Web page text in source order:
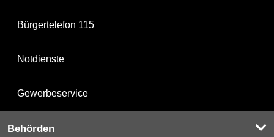
Bürgertelefon 115
Notdienste
Gewerbeservice
Behörden